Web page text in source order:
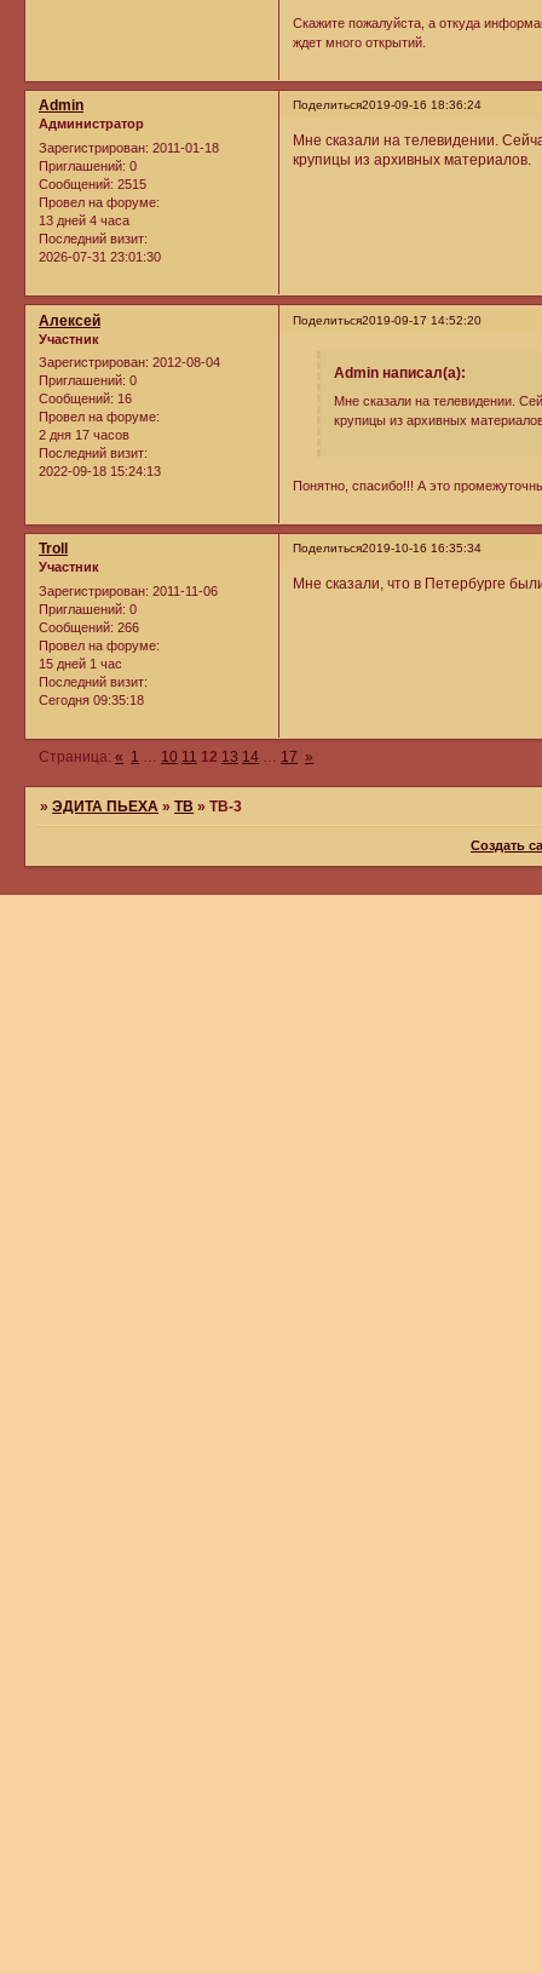
Скажите пожалуйста, а откуда
ждет много открытий.
Поделиться2019-09-16 18:36:24
Admin
Администратор
Зарегистрирован: 2011-01-18
Приглашений: 0
Сообщений: 2515
Провел на форуме:
13 дней 4 часа
Последний визит:
2026-07-31 23:01:30
Мне сказали на телевидении.
крупицы из архивных материалов.
Поделиться2019-09-17 14:52:20
Алексей
Участник
Зарегистрирован: 2012-08-04
Приглашений: 0
Сообщений: 16
Провел на форуме:
2 дня 17 часов
Последний визит:
2022-09-18 15:24:13
Admin написал(а):
Мне сказали на телевидении.
крупицы из архивных
Понятно, спасибо!!! А это
Поделиться2019-10-16 16:35:34
Troll
Участник
Зарегистрирован: 2011-11-06
Приглашений: 0
Сообщений: 266
Провел на форуме:
15 дней 1 час
Последний визит:
Сегодня 09:35:18
Мне сказали, что в Петербурге
Страница:« 1 10 11 12 13 14 17 »
»ЭДИТА ПЬЕХА »ТВ »ТВ-3
Создать